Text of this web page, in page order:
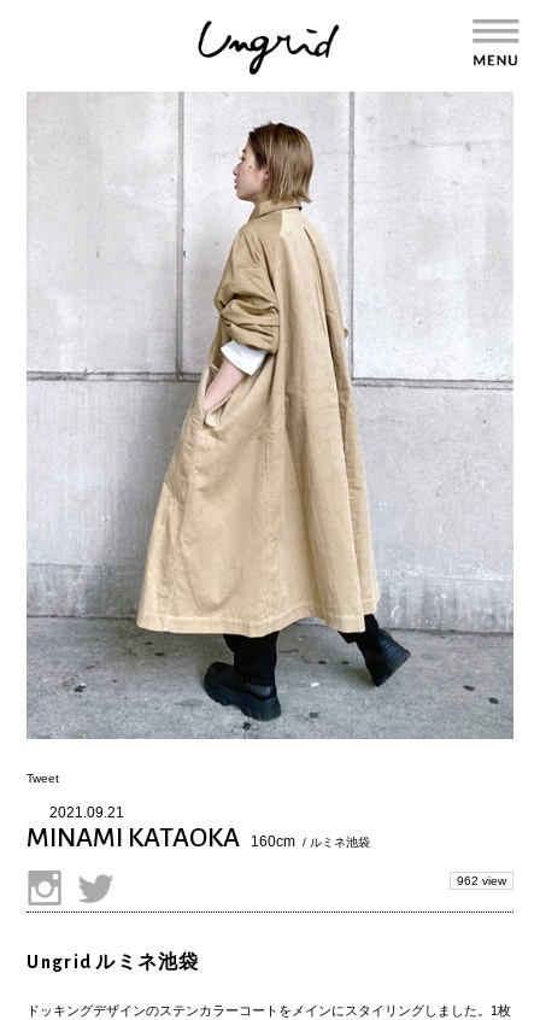
Tweet
2021.09.21
MINAMI KATAOKA 160cm / ルミネ池袋
962 view
Ungrid ルミネ池袋
ドッキングデザインのステンカラーコートをメインにスタイリングしました。1枚